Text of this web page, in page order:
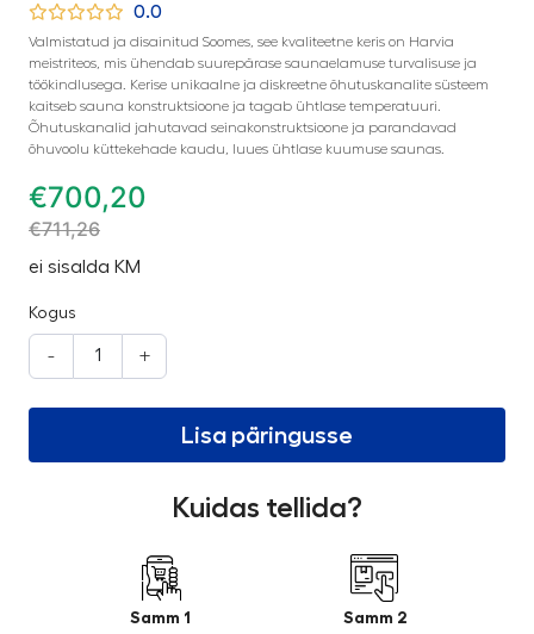
0.0
Valmistatud ja disainitud Soomes, see kvaliteetne keris on Harvia
meistriteos, mis ühendab suurepärase saunaelamuse turvalisuse ja
töökindlusega. Kerise unikaalne ja diskreetne õhutuskanalite süsteem
kaitseb sauna konstruktsioone ja tagab ühtlase temperatuuri.
Õhutuskanalid jahutavad seinakonstruktsioone ja parandavad
õhuvoolu küttekehade kaudu, luues ühtlase kuumuse saunas.
€700,20
€711,26
ei sisalda KM
Kogus
- +
Lisa päringusse
Kuidas tellida?
Samm 1 Samm 2